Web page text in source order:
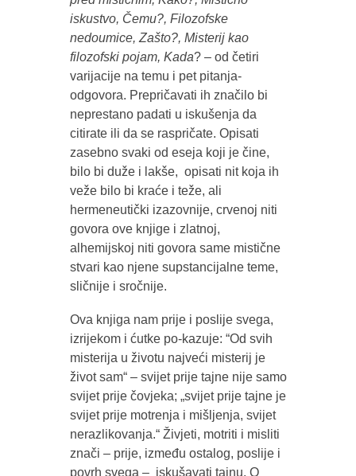
iskustvo, Čemu?, Filozofske
nedoumice, Zašto?, Misterij kao
filozofski pojam, Kada? – od četiri
varijacije na temu i pet pitanja-
odgovora. Prepričavati ih značilo bi
neprestano padati u iskušenja da
citirate ili da se raspričate. Opisati
zasebno svaki od eseja koji je čine,
bilo bi duže i lakše, opisati nit koja ih
veže bilo bi kraće i teže, ali
hermeneutički izazovnije, crvenoj niti
govora ove knjige i zlatnoj,
alhemijskoj niti govora same mistične
stvari kao njene supstancijalne teme,
sličnije i sročnije.
Ova knjiga nam prije i poslije svega,
izrijekom i ćutke po-kazuje: “Od svih
misterija u životu najveći misterij je
život sam“ – svijet prije tajne nije samo
svijet prije čovjeka; „svijet prije tajne je
svijet prije motrenja i mišljenja, svijet
nerazlikovanja.“ Živjeti, motriti i misliti
znači – prije, između ostalog, poslije i
povrh svega – iskušavati tajnu. O